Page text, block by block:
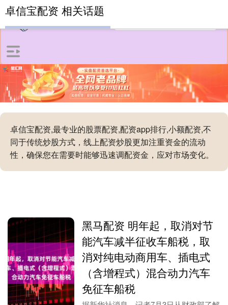
卓信宝配资,最专业的股票配资,配资app排行,小额配资,不
同于传统炒股方式，线上配资炒股更加注重资金的流动
性，确保您在需要时能够迅速调配资金，应对市场变化。
卓信宝配资 相关话题
黑马配资 明年起，取消对节
能汽车减半征收车船税，取
消对纯电动商用车、插电式
（含增程式）混合动力汽车
免征车船税